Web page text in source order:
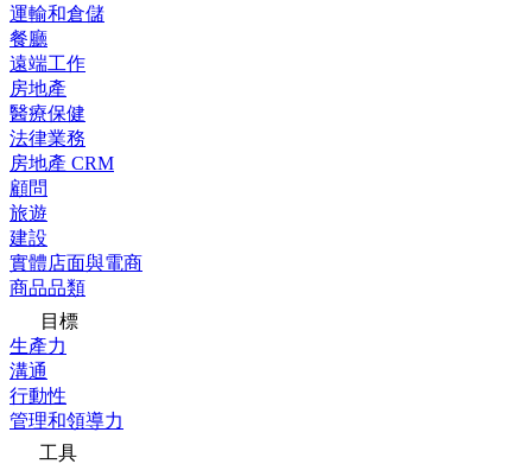
運輸和倉儲
餐廳
遠端工作
房地產
醫療保健
法律業務
房地產 CRM
顧問
旅遊
建設
實體店面與電商
商品品類
目標
生產力
溝通
行動性
管理和領導力
工具